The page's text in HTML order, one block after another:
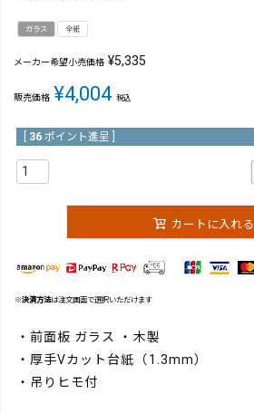
ガラス 全紙
メーカー希望小売価格 ¥5,335
販売価格 ¥4,004 税込
36 ポイント進呈 ]
カートに入れる
※決済方法は注文画面で選択いただけます
・前面板 ガラス ・木製
・厚手Vカット台紙（1.3mm）
・吊りヒモ付